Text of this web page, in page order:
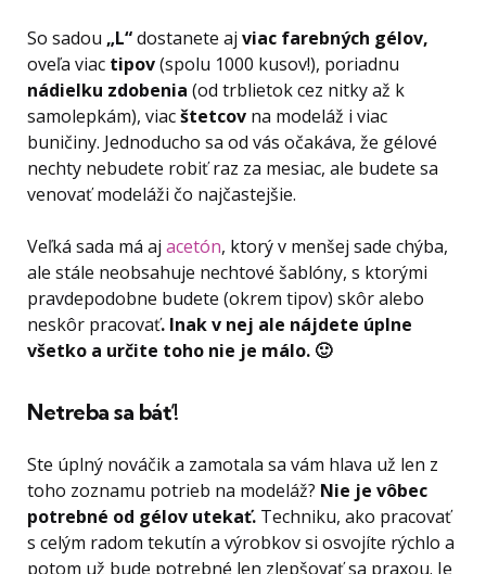
So sadou „L“dostanete aj viac farebných gélov,
oveľa viac tipov(spolu 1000 kusov!), poriadnu
nádielku zdobenia (od trblietok cez nitky až k
samolepkám), viacštetcov na modeláž i viac
buničiny. Jednoducho sa od vás očakáva, že gélové
nechty nebudete robiť raz za mesiac, ale budete sa
venovať modeláži čo najčastejšie.
Veľká sada má aj acetón, ktorý v menšej sade chýba,
ale stále neobsahuje nechtové šablóny, s ktorými
pravdepodobne budete (okrem tipov) skôr alebo
neskôr pracovať. Inak v nej ale nájdete úplne
všetko a určite toho nie je málo. 🙂
Netreba sa báť!
Ste úplný nováčik a zamotala sa vám hlava už len z
toho zoznamu potrieb na modeláž? Nie je vôbec
potrebné od gélov utekať. Techniku, ako pracovať
s celým radom tekutín a výrobkov si osvojíte rýchlo a
potom už bude potrebné len zlepšovať sa praxou. Je